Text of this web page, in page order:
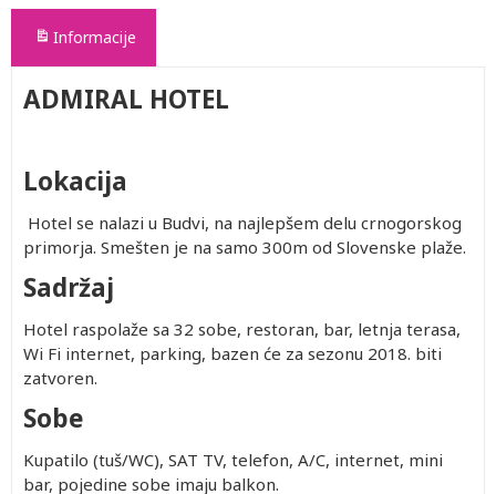
Informacije
ADMIRAL HOTEL
Lokacija
Hotel se nalazi u Budvi, na najlepšem delu crnogorskog
primorja. Smešten je na samo 300m od Slovenske plaže.
Sadržaj
Hotel raspolaže sa 32 sobe, restoran, bar, letnja terasa,
Wi Fi internet, parking, bazen će za sezonu 2018. biti
zatvoren.
Sobe
Kupatilo (tuš/WC), SAT TV, telefon, A/C, internet, mini
bar, pojedine sobe imaju balkon.